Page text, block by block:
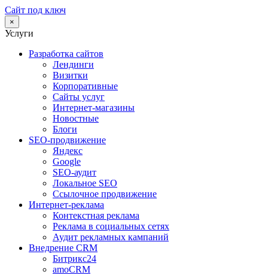
Сайт под ключ
×
Услуги
Разработка сайтов
Лендинги
Визитки
Корпоративные
Сайты услуг
Интернет-магазины
Новостные
Блоги
SEO-продвижение
Яндекс
Google
SEO-аудит
Локальное SEO
Ссылочное продвижение
Интернет-реклама
Контекстная реклама
Реклама в социальных сетях
Аудит рекламных кампаний
Внедрение CRM
Битрикс24
amoCRM